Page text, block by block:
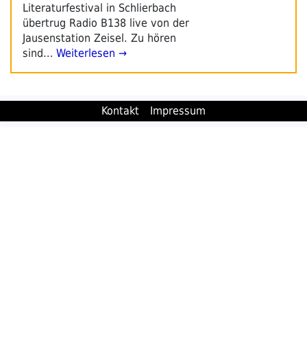
Literaturfestival in Schlierbach
übertrug Radio B138 live von der
Jausenstation Zeisel. Zu hören
sind… Weiterlesen →
Kontakt Impressum